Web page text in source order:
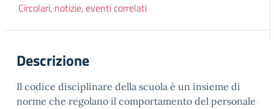
Circolari, notizie, eventi correlati
Descrizione
Il codice disciplinare della scuola è un insieme di
norme che regolano il comportamento del personale